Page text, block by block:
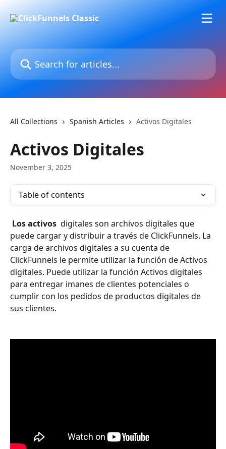
Search for articles...
All Collections Spanish Articles Activos Digitales
Activos Digitales
November 3, 2025
Table of contents
Los activos digitales son archivos digitales que
puede cargar y distribuir a través de ClickFunnels. La
carga de archivos digitales a su cuenta de
ClickFunnels le permite utilizar la función de Activos
digitales. Puede utilizar la función Activos digitales
para entregar imanes de clientes potenciales o
cumplir con los pedidos de productos digitales de
sus clientes.